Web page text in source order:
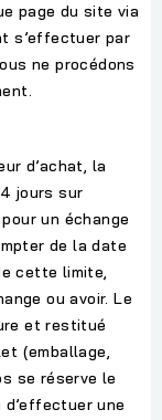
page du site via
s’effectuer par
ne procédons
d’achat, la
jours sur
un échange
de la date
cette limite,
ou avoir. Le
et restitué
(emballage,
se réserve le
une